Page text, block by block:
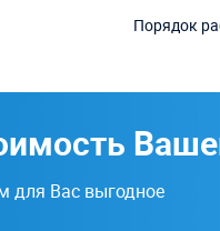
Порядок
для Вас выгодное